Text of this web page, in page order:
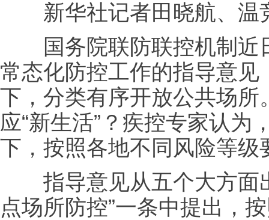
新华社记者田晓航、温
国务院联防联控机制近
常态化防控工作的指导意
下，分类有序开放公共场
应“新生活”？疾控专家认为
下，按照各地不同风险等
指导意见从五个大方面
点场所防控”一条中提出，